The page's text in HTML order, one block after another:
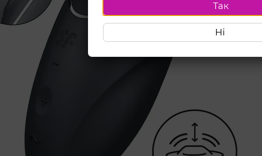
Так
Ні